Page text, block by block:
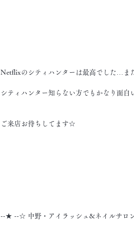
Netflixのシティハンターは最高でした…ま
シティハンター知らない方でもかなり面白
ご来店お待ちしてます☆
--★ --☆ 中野・アイラッシュ&ネイルサロ